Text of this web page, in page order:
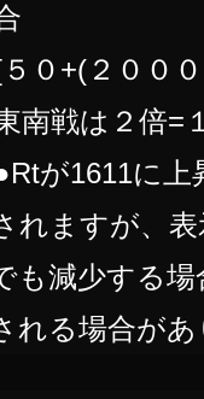
０+(２００
南戦は２倍=
が1611に上
れますが、
も減少する
れる場合が